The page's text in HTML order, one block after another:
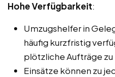
Hohe Verfügbarkeit:
Umzugshelfer in
häufig kurzfristig
plötzliche Aufträge zu
Einsätze können zu